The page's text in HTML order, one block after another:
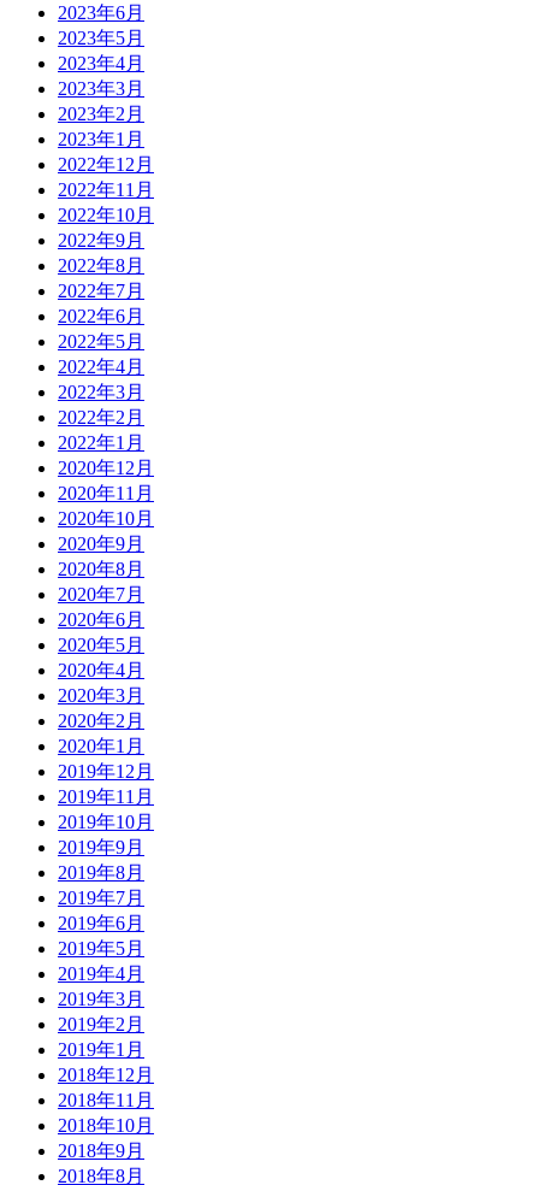
2023年6月
2023年5月
2023年4月
2023年3月
2023年2月
2023年1月
2022年12月
2022年11月
2022年10月
2022年9月
2022年8月
2022年7月
2022年6月
2022年5月
2022年4月
2022年3月
2022年2月
2022年1月
2020年12月
2020年11月
2020年10月
2020年9月
2020年8月
2020年7月
2020年6月
2020年5月
2020年4月
2020年3月
2020年2月
2020年1月
2019年12月
2019年11月
2019年10月
2019年9月
2019年8月
2019年7月
2019年6月
2019年5月
2019年4月
2019年3月
2019年2月
2019年1月
2018年12月
2018年11月
2018年10月
2018年9月
2018年8月